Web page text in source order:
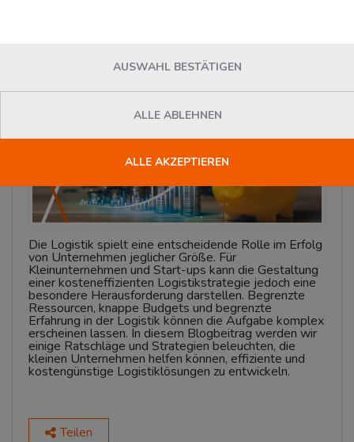
Die Logistik spielt eine entscheidende Rolle im Erfolg
von Unternehmen jeglicher Größe. Für
Kleinunternehmen und Start-ups kann die Gestaltung
einer kosteneffizienten Logistikstrategie jedoch eine
besondere Herausforderung darstellen. Begrenzte
Ressourcen, knappe Budgets und begrenzte
Erfahrung in der Logistik können die Aufgabe komplex
erscheinen lassen. In diesem Blogbeitrag werden wir
einige Ratschläge und Strategien beleuchten, die
kleinen Unternehmen helfen können, effiziente und
kostengünstige Logistiklösungen zu entwickeln.
Teilen
AUSWAHL BESTÄTIGEN
ALLE ABLEHNEN
ALLE AKZEPTIEREN